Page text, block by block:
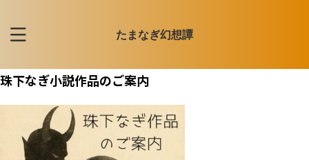
たまなぎ幻想譚
珠下なぎ小説作品のご案内